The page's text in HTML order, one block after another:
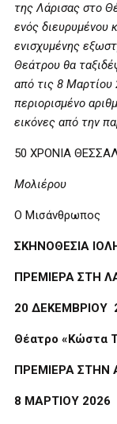
της Λάρισας στο
ενός διευρυμένου
ενισχυμένης
Θεάτρου θα
από τις 8 Μαρτίου
περιορισμένο
εικόνες από την
50 ΧΡΟΝΙΑ
Μολιέρου
Ο Μισάνθρωπος
ΣΚΗΝΟΘΕΣΙΑ
ΠΡΕΜΙΕΡΑ ΣΤΗ
20 ΔΕΚΕΜΒΡΙΟΥ
Θέατρο «Κώστα
ΠΡΕΜΙΕΡΑ ΣΤΗΝ
8 ΜΑΡΤΙΟΥ 2026